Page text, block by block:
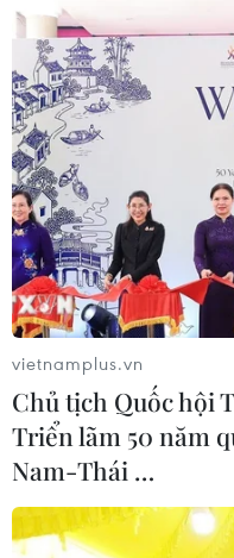
vietnamplus.vn
Chủ tịch Quốc hội
Triển lãm 50 năm
Nam-Thái …